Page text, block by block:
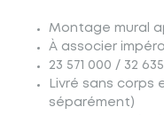
Montage mural
À associer
23 571 000 / 32
Livré sans corps
séparément)